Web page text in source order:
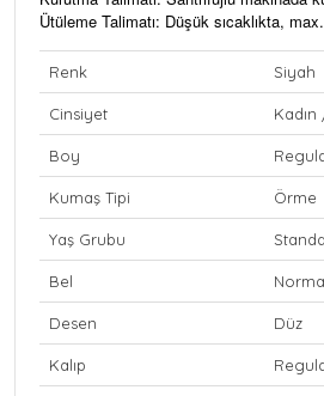
Ütüleme Talimatı: Düşük sıcaklıkta,
Renk Siyah
Cinsiyet Kadın
Boy
Kumaş Tipi Örme
Yaş Grubu
Bel
Desen Düz
Kalıp